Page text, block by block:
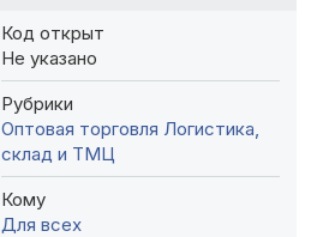
Код открыт
Не указано
Рубрики
Оптовая торговля Логистика,
склад и ТМЦ
Кому
Для всех